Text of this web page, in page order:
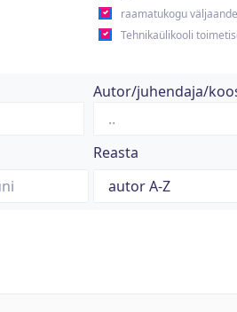
raamatukogu
Tehnikaülikooli
Autor/juhendaja/
Reasta